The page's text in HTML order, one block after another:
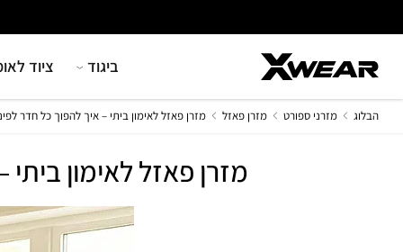
content
ביגוד ציוד
הבלוג מזרני ספורט מזרן פאזל מזרן פאזל לאימון ביתי – איך להפוך כל חדר
מזרן פאזל לאימון